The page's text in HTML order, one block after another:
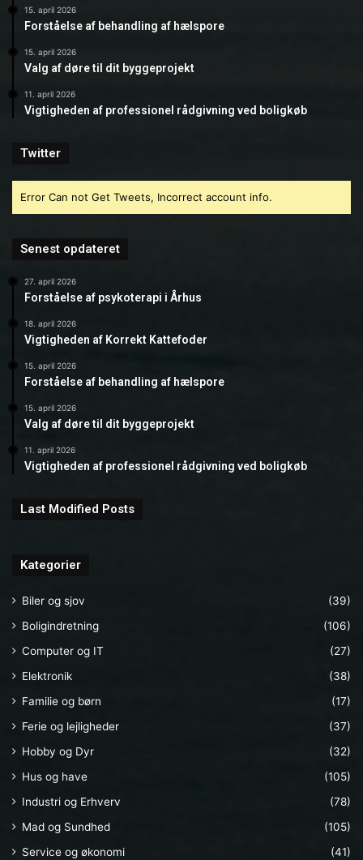
15. april 2026
Forståelse af behandling af hælspore
15. april 2026
Valg af døre til dit byggeprojekt
11. april 2026
Vigtigheden af professionel rådgivning ved boligkøb
Twitter
Error Can not Get Tweets, Incorrect account info.
Senest opdateret
27. april 2026
Forståelse af psykoterapi i Århus
18. april 2026
Vigtigheden af Korrekt Kattefoder
15. april 2026
Forståelse af behandling af hælspore
15. april 2026
Valg af døre til dit byggeprojekt
11. april 2026
Vigtigheden af professionel rådgivning ved boligkøb
Last Modified Posts
Kategorier
Biler og sjov
(39)
Boligindretning
(106)
Computer og IT
(27)
Elektronik
(38)
Familie og børn
(17)
Ferie og lejligheder
(37)
Hobby og Dyr
(32)
Hus og have
(105)
Industri og Erhverv
(78)
Mad og Sundhed
(105)
Service og økonomi
(41)